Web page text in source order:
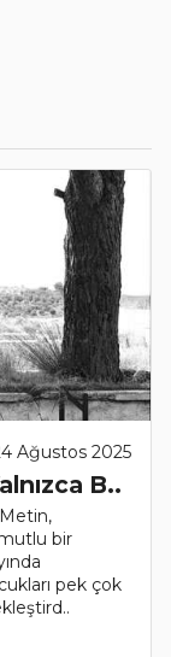
Ağustos 2025
B..
bir
pek çok